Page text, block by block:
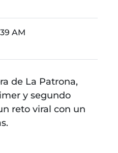
AM
de La Patrona,
y segundo
reto viral con un